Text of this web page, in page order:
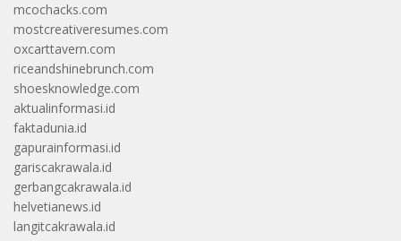
mcochacks.com
mostcreativeresumes.com
oxcarttavern.com
riceandshinebrunch.com
shoesknowledge.com
aktualinformasi.id
faktadunia.id
gapurainformasi.id
gariscakrawala.id
gerbangcakrawala.id
helvetianews.id
langitcakrawala.id